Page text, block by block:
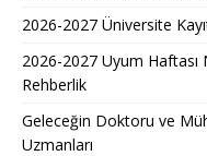
2026-2027 Üniversite
2026-2027 Uyum Haftası
Rehberlik
Geleceğin Doktoru ve
Uzmanları